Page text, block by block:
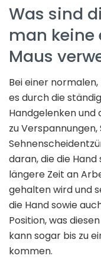
Was sind
man keine
Maus
Bei einer
es durch die
Handgelenken und
zu
daran, die die
längere Zeit an
gehalten wird und
die Hand sowie
Position, was
kann sogar bis zu
kommen.